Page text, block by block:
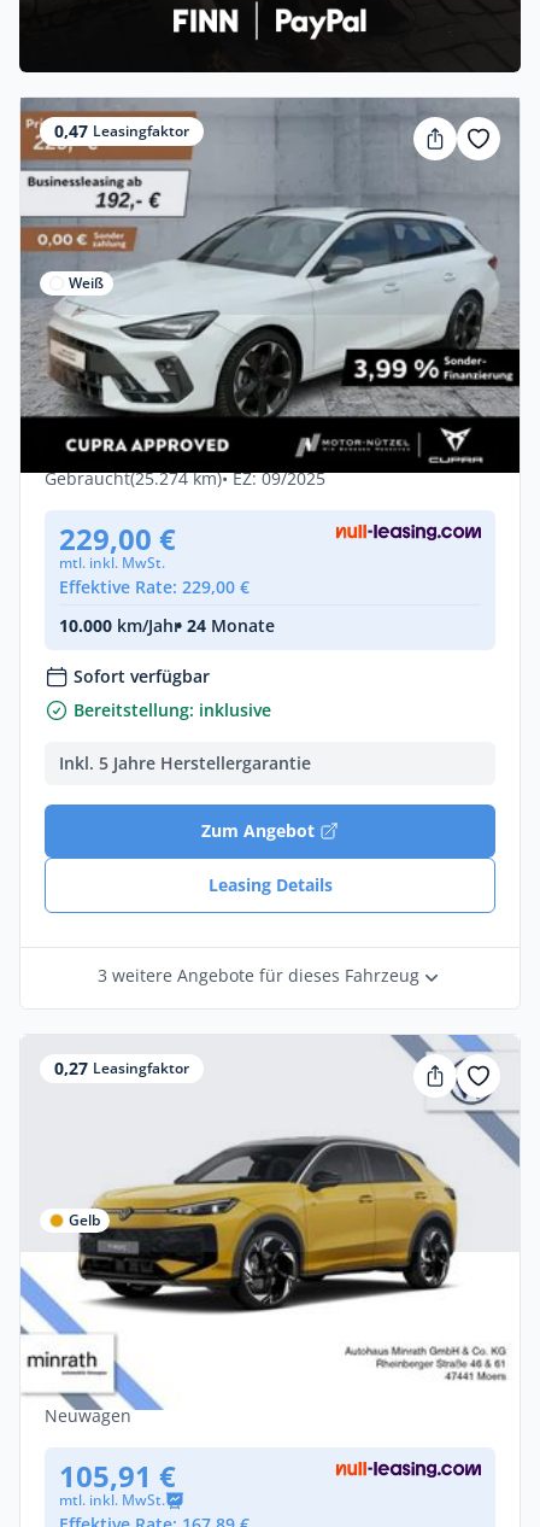
0,47 Leasingfaktor
Weiß
Privat & Gewerbe Deal
Cupra Leon ST 2.0 TDI DSG
5JG+LED+NAV+ACC+SHZ+RFK+AHK
Diesel •Automatik •150 PS (110 kW)
Gebraucht(25.274 km)• EZ: 09/2025
229,00 €
mtl. inkl. MwSt.
Effektive Rate: 229,00 €
10.000 km/Jahr• 24 Monate
Sofort verfügbar
Bereitstellung: inklusive
Inkl. 5 Jahre Herstellergarantie
Zum Angebot
Leasing Details
3 weitere Angebote für dieses Fahrzeug
0,27 Leasingfaktor
Gelb
Gewerbe
Volkswagen T-Roc R-Line SONDERAKTION
1.5TSI (150PS) mit DSG
Benzin •Automatik •
Neuwagen
105,91 €
mtl. inkl. MwSt.